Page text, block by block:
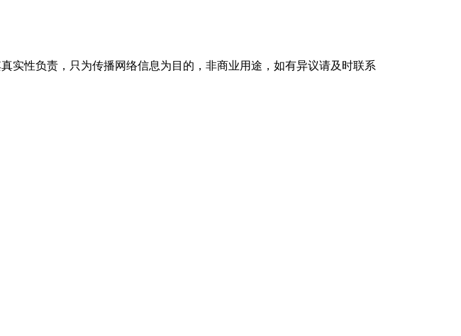
实性负责，只为传播网络信息为目的，非商业用途，如有异议请及时联系